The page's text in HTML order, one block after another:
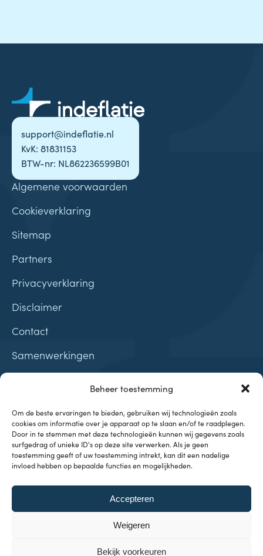
Beheer toestemming
Om de beste ervaringen te bieden, gebruiken wij technologieën zoals
cookies om informatie over je apparaat op te slaan en/of te raadplegen.
Door in te stemmen met deze technologieën kunnen wij gegevens zoals
surfgedrag of unieke ID's op deze site verwerken. Als je geen
toestemming geeft of uw toestemming intrekt, kan dit een nadelige
invloed hebben op bepaalde functies en mogelijkheden.
Accepteren
Weigeren
Bekijk voorkeuren
support@indeflatie.nl
KvK: 81831153
BTW-nr: NL862236599B01
Algemene voorwaarden
Cookieverklaring
Sitemap
Partners
Privacyverklaring
Disclaimer
Contact
Samenwerkingen
Onderwerpen
Investeren & Beleggen
Inflatie & Deflatie
Koopkracht